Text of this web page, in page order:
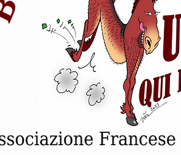
di appassionati di equitazione
ed eventi. Animale Mulo soccorso
- portage pipistrello escursioni -